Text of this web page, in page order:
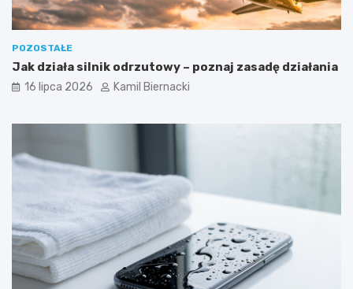
POZOSTAŁE
Jak działa silnik odrzutowy – poznaj zasadę działania
16 lipca 2026 Kamil Biernacki